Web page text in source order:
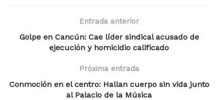
Entrada anterior
Golpe en Cancún: Cae líder sindical acusado de
ejecución y homicidio calificado
Próxima entrada
Conmoción en el centro: Hallan cuerpo sin vida junto
al Palacio de la Música